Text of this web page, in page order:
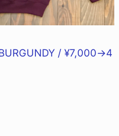
/ ¥7,000→4